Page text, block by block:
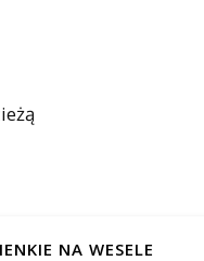
NA WESELE